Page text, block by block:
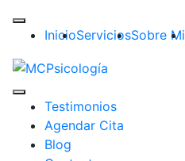
InicioServiciosSobre Mi
Testimonios
Agendar Cita
Blog